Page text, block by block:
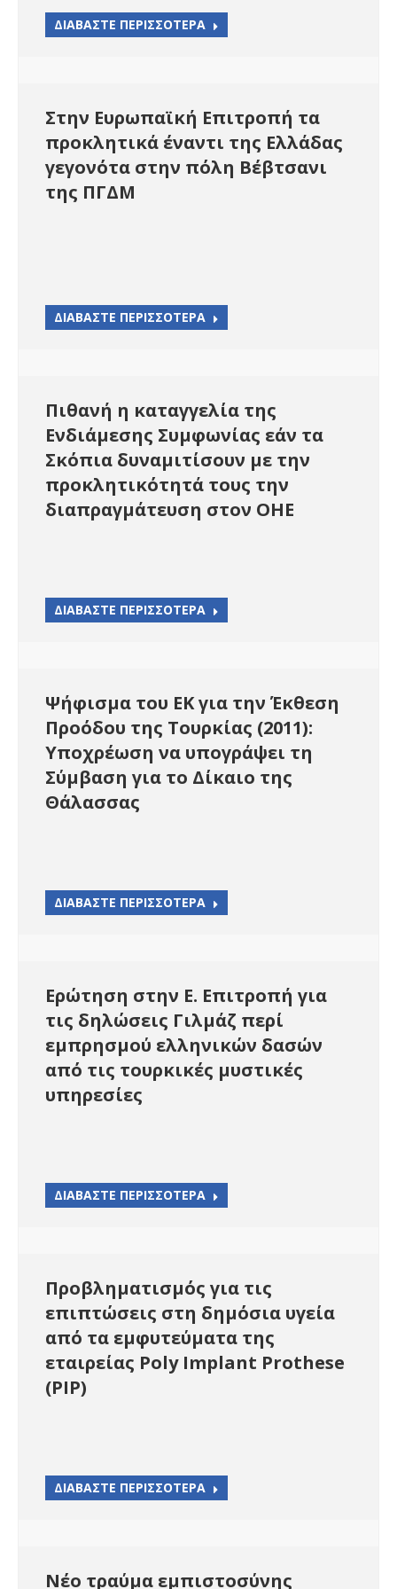
ΔΙΑΒΑΣΤΕ ΠΕΡΙΣΣΟΤΕΡΑ
Στην Ευρωπαϊκή Επιτροπή τα
προκλητικά έναντι της Ελλάδας
γεγονότα στην πόλη Βέβτσανι
της ΠΓΔΜ
ΔΙΑΒΑΣΤΕ ΠΕΡΙΣΣΟΤΕΡΑ
Πιθανή η καταγγελία της
Ενδιάμεσης Συμφωνίας εάν τα
Σκόπια δυναμιτίσουν με την
προκλητικότητά τους την
διαπραγμάτευση στον ΟΗΕ
ΔΙΑΒΑΣΤΕ ΠΕΡΙΣΣΟΤΕΡΑ
Ψήφισμα του ΕΚ για την Έκθεση
Προόδου της Τουρκίας (2011):
Υποχρέωση να υπογράψει τη
Σύμβαση για το Δίκαιο της
Θάλασσας
ΔΙΑΒΑΣΤΕ ΠΕΡΙΣΣΟΤΕΡΑ
Ερώτηση στην Ε. Επιτροπή για
τις δηλώσεις Γιλμάζ περί
εμπρησμού ελληνικών δασών
από τις τουρκικές μυστικές
υπηρεσίες
ΔΙΑΒΑΣΤΕ ΠΕΡΙΣΣΟΤΕΡΑ
Προβληματισμός για τις
επιπτώσεις στη δημόσια υγεία
από τα εμφυτεύματα της
εταιρείας Poly Implant Prothese
(PIP)
ΔΙΑΒΑΣΤΕ ΠΕΡΙΣΣΟΤΕΡΑ
Νέο τραύμα εμπιστοσύνης